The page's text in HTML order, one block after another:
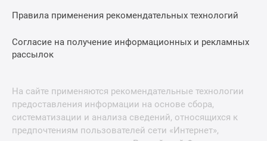
Правила применения рекомендательных технологий
Согласие на получение информационных и рекламных
рассылок
На сайте применяются рекомендательные технологии
предоставления информации на основе сбора,
систематизации и анализа сведений, относящихся к
предпочтениям пользователей сети «Интернет»,